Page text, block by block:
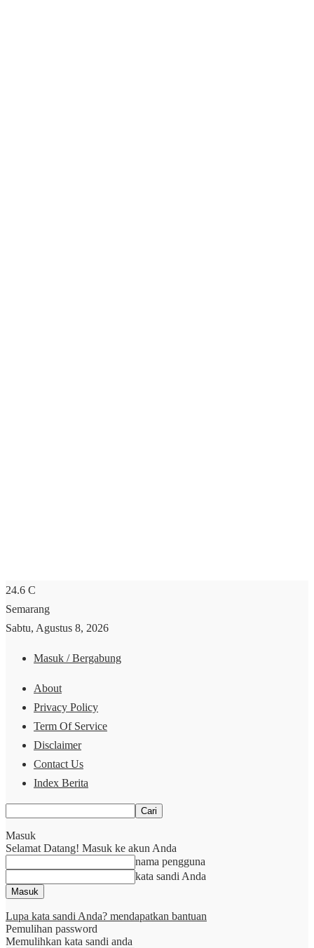
24.6 C
Semarang
Sabtu, Agustus 8, 2026
Masuk / Bergabung
About
Privacy Policy
Term Of Service
Disclaimer
Contact Us
Index Berita
Masuk
Selamat Datang! Masuk ke akun Anda
nama pengguna
kata sandi Anda
Lupa kata sandi Anda? mendapatkan bantuan
Pemulihan password
Memulihkan kata sandi anda